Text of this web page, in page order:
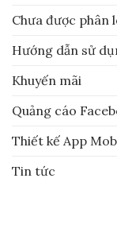
Chưa được phân
Hướng dẫn sử
Khuyến mãi
Quảng cáo
Thiết kế App
Tin tức